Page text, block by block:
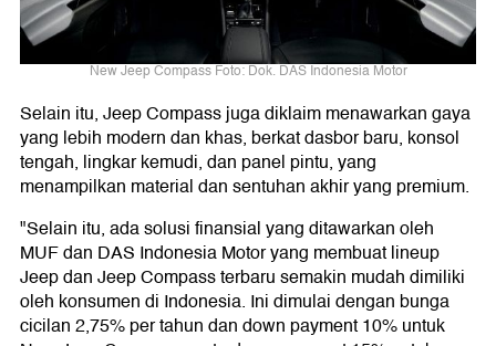
New Jeep Compass Foto: Dok. DAS Indonesia Motor
Selain itu, Jeep Compass juga diklaim menawarkan gaya
yang lebih modern dan khas, berkat dasbor baru, konsol
tengah, lingkar kemudi, dan panel pintu, yang
menampilkan material dan sentuhan akhir yang premium.
"Selain itu, ada solusi finansial yang ditawarkan oleh
MUF dan DAS Indonesia Motor yang membuat lineup
Jeep dan Jeep Compass terbaru semakin mudah dimiliki
oleh konsumen di Indonesia. Ini dimulai dengan bunga
cicilan 2,75% per tahun dan down payment 10% untuk